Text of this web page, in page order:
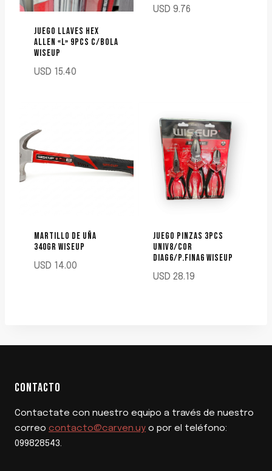
JUEGO LLAVES HEX
ALLEN «L» 9PCS C/BOLA
WISEUP
USD 15.40
USD 9.76
MARTILLO DE UÑA
340GR WISEUP
USD 14.00
JUEGO PINZAS 3PCS
UNIV8/COR
DIAG6/P.FINA6 WISEUP
USD 28.19
CONTACTO
Contactate con nuestro equipo a través de nuestro
correo contacto@carven.uy o por el teléfono:
099828543.